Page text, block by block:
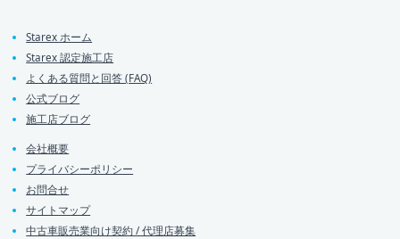
Starex ホーム
Starex 認定施工店
よくある質問と回答 (FAQ)
公式ブログ
施工店ブログ
会社概要
プライバシーポリシー
お問合せ
サイトマップ
中古車販売業向け契約 / 代理店募集